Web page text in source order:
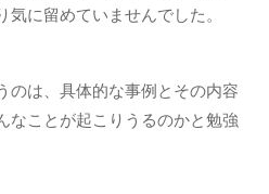
に留めていませんでした。
のは、具体的な事例とその内容
なことが起こりうるのかと勉強